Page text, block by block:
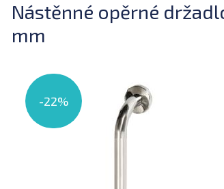
Nástěnné opěrné
mm
-22%